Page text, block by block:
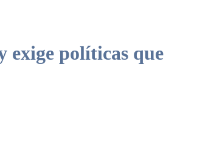
exige políticas que